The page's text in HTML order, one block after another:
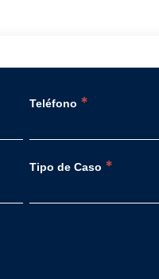
Teléfono *
Tipo de Caso *